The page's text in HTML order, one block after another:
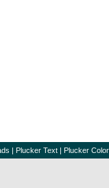
| Plucker Text | Plucker Color